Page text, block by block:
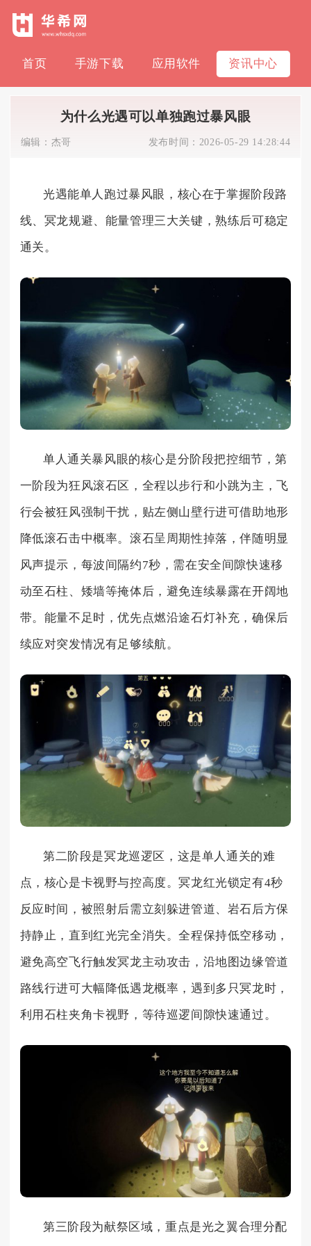
首页 手游下载 应用软件 资讯中心
为什么光遇可以单独跑过暴风眼
编辑： 杰哥 发布时间： 2026-05-29 14:28:44
光遇能单人跑过暴风眼，核心在于掌握阶段路
线、冥龙规避、能量管理三大关键，熟练后可稳定
通关。
单人通关暴风眼的核心是分阶段把控细节，第
一阶段为狂风滚石区，全程以步行和小跳为主，飞
行会被狂风强制干扰，贴左侧山壁行进可借助地形
降低滚石击中概率。滚石呈周期性掉落，伴随明显
风声提示，每波间隔约7秒，需在安全间隙快速移
动至石柱、矮墙等掩体后，避免连续暴露在开阔地
带。能量不足时，优先点燃沿途石灯补充，确保后
续应对突发情况有足够续航。
第二阶段是冥龙巡逻区，这是单人通关的难
点，核心是卡视野与控高度。冥龙红光锁定有4秒
反应时间，被照射后需立刻躲进管道、岩石后方保
持静止，直到红光完全消失。全程保持低空移动，
避免高空飞行触发冥龙主动攻击，沿地图边缘管道
路线行进可大幅降低遇龙概率，遇到多只冥龙时，
利用石柱夹角卡视野，等待巡逻间隙快速通过。
第三阶段为献祭区域，重点是光之翼合理分配